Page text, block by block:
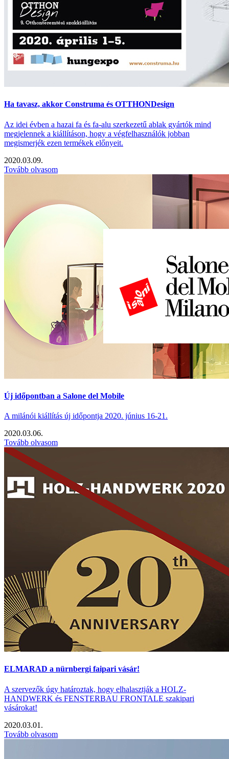
Ha tavasz, akkor Construma és OTTHONDesign
Az idei évben a hazai fa és fa-alu szerkezetű ablak gyártók mind
megjelennek a kiállításon, hogy a végfelhasználók jobban
megismerjék ezen termékek előnyeit.
2020.03.09.
Tovább olvasom
Új időpontban a Salone del Mobile
A milánói kiállítás új időpontja 2020. június 16-21.
2020.03.06.
Tovább olvasom
ELMARAD a nürnbergi faipari vásár!
A szervezők úgy határoztak, hogy elhalasztják a HOLZ-
HANDWERK és FENSTERBAU FRONTALE szakipari
vásárokat!
2020.03.01.
Tovább olvasom